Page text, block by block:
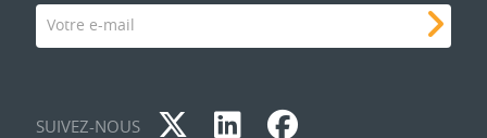
Votre e-mail
SUIVEZ-NOUS